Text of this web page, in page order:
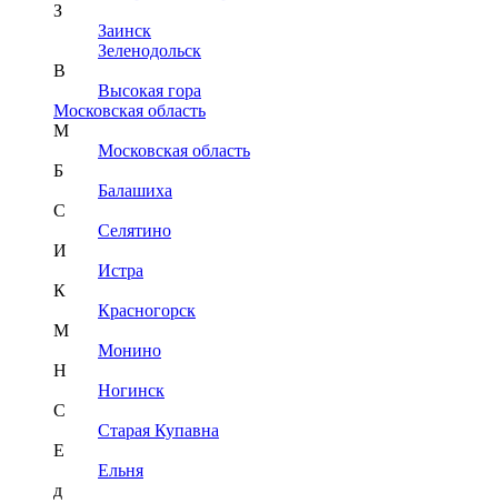
З
Заинск
Зеленодольск
В
Высокая гора
Московская область
М
Московская область
Б
Балашиха
С
Селятино
И
Истра
К
Красногорск
М
Монино
Н
Ногинск
С
Старая Купавна
Е
Ельня
д